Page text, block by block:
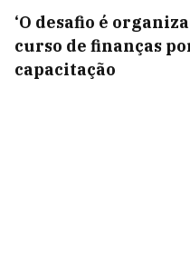
‘O desafio é
curso de finanças
capacitação